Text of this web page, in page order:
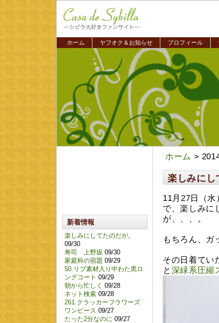
ホーム ヤフオク＆お知らせ プロフィール
ホーム >
楽しみにし
11月27日（
で、楽しみに
が、、、。
もちろん、ガ
その日着てい
と 深緑系圧縮
新着情報
楽しみにしてたのだが。
09/30
寿司 上野坂 09/30
家庭科の宿題 09/29
50.リブ素材入り中わた黒ロ
ングコート 09/29
朝から忙しく 09/28
ネット検索 09/28
261.クラッカーフラワーズ
ワンピース 09/27
たった2分なのに 09/27